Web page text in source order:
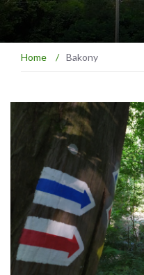
Home / Bakony